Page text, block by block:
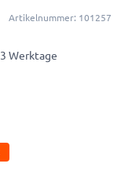
Artikelnummer: 101257
Werktage